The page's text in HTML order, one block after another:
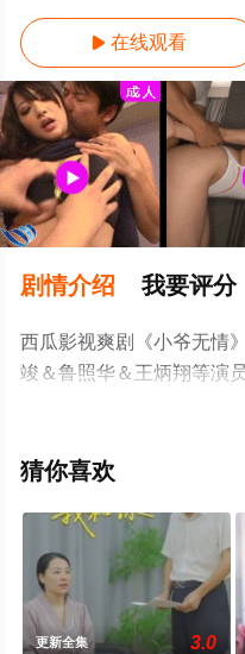
 在线观看
剧情介绍 我要评分
西瓜影视爽剧《小爷无情
竣＆鲁照华＆王炳翔等演
大结局剧情已揭晓（更新
至豆瓣电视剧、电视猫或
猜你喜欢
更新全集 3.0